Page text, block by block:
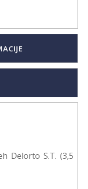
Delorto S.T. (3,5